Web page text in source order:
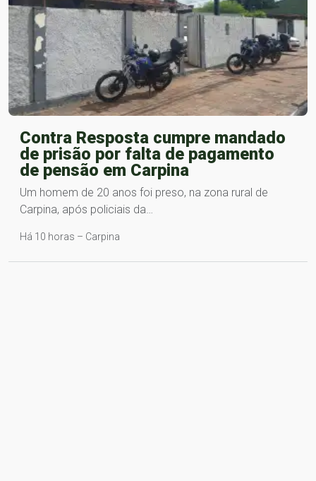
Contra Resposta cumpre mandado
de prisão por falta de pagamento
de pensão em Carpina
Um homem de 20 anos foi preso, na zona rural de
Carpina, após policiais da…
Há 10 horas – Carpina